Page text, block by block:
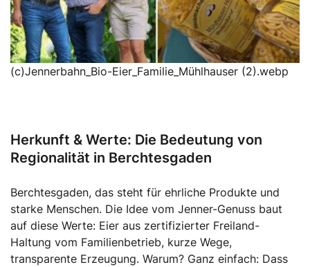
(c)Jennerbahn_Bio-Eier_Familie_Mühlhauser (2).webp
Herkunft & Werte: Die Bedeutung von
Regionalität in Berchtesgaden
Berchtesgaden, das steht für ehrliche Produkte und
starke Menschen. Die Idee vom Jenner-Genuss baut
auf diese Werte: Eier aus zertifizierter Freiland-
Haltung vom Familienbetrieb, kurze Wege,
transparente Erzeugung. Warum? Ganz einfach: Dass